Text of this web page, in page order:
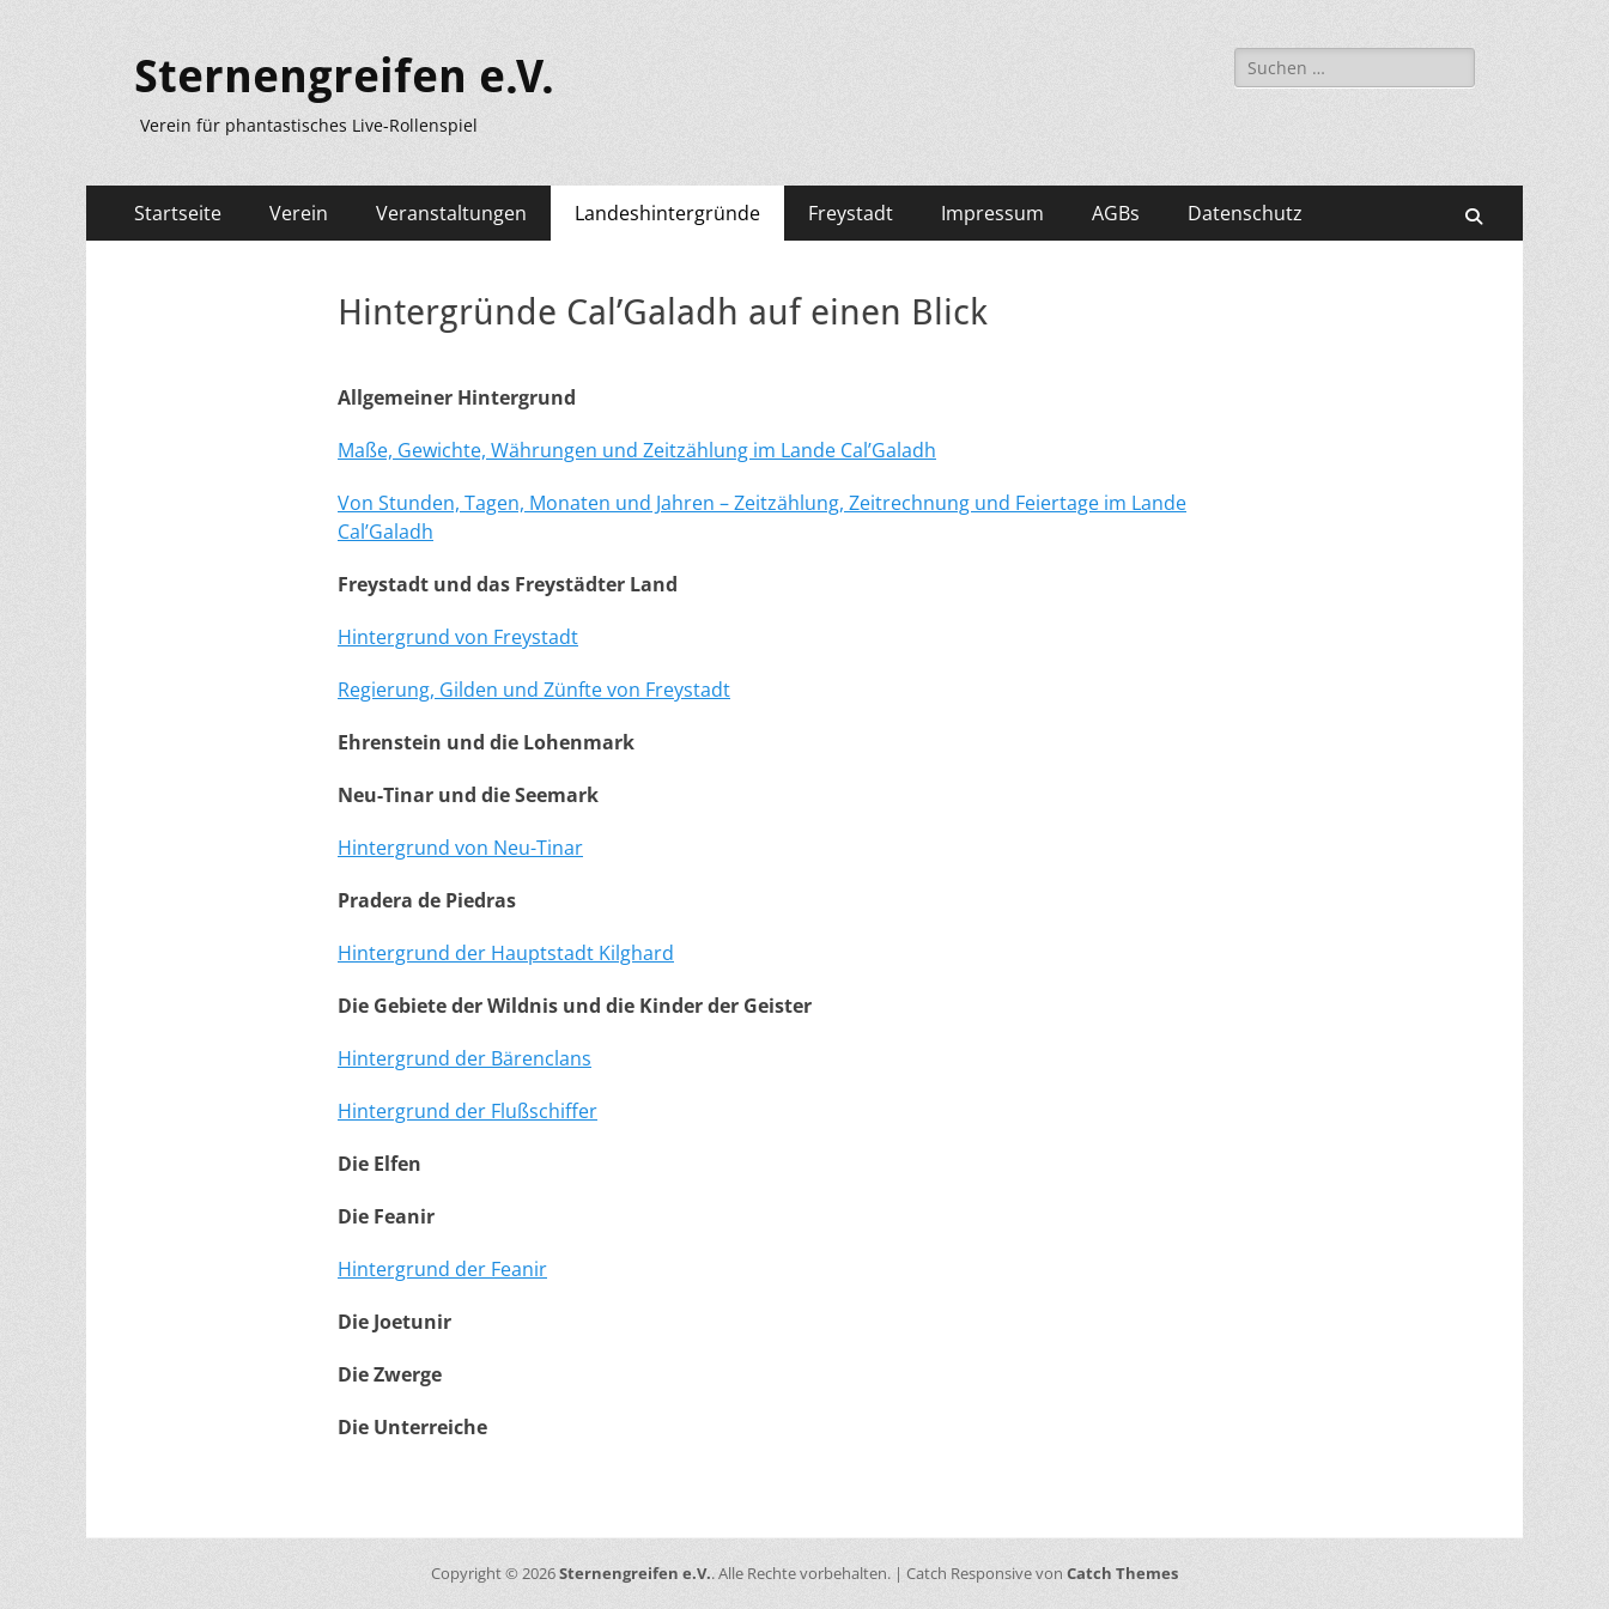
Sternengreifen e.V.
Verein für phantastisches Live-Rollenspiel
Suchen
nach:
Primäres
Menü
Inhalt
Startseite Verein Veranstaltungen Landeshintergründe Freystadt Impressum AGBs Datenschutz
Hintergründe Cal’Galadh auf einen Blick
Allgemeiner Hintergrund
Maße, Gewichte, Währungen und Zeitzählung im Lande Cal’Galadh
Von Stunden, Tagen, Monaten und Jahren – Zeitzählung, Zeitrechnung und Feiertage im Lande
Cal’Galadh
Freystadt und das Freystädter Land
Hintergrund von Freystadt
Regierung, Gilden und Zünfte von Freystadt
Ehrenstein und die Lohenmark
Neu-Tinar und die Seemark
Hintergrund von Neu-Tinar
Pradera de Piedras
Hintergrund der Hauptstadt Kilghard
Die Gebiete der Wildnis und die Kinder der Geister
Hintergrund der Bärenclans
Hintergrund der Flußschiffer
Die Elfen
Die Feanir
Hintergrund der Feanir
Die Joetunir
Die Zwerge
Die Unterreiche
Copyright © 2026Sternengreifen e.V.. Alle Rechte vorbehalten. | Catch Responsive von Catch Themes